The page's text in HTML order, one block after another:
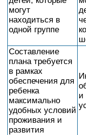
могут
находиться в
одной группе
Составление
плана требуется
в рамках
обеспечения для
ребенка
максимально
удобных условий
проживания и
развития
и